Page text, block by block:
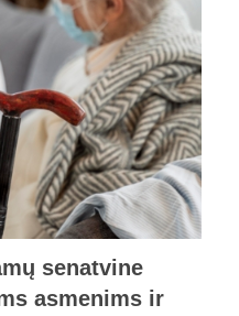
senatvine
asmenims ir